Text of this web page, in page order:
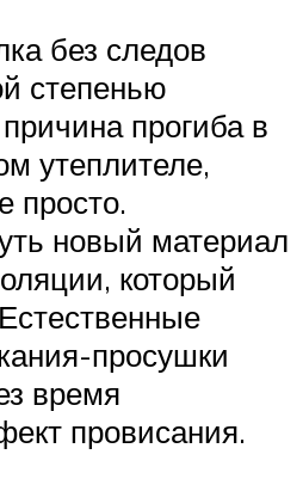
без следов
степенью
прогиба в
утеплителе,
просто.
новый материал
который
просушки
время
провисания.